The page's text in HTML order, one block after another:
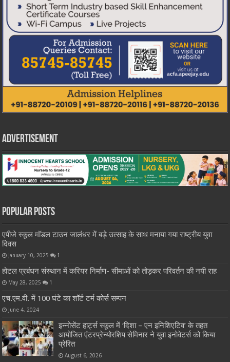
Advertisement
Popular Posts
एपीजे स्कूल मॉडल टाउन जालंधर में बड़े उत्साह के साथ मनाया गया राष्ट्रीय युवा
दिवस
January 10, 2025 1
होटल प्रबंधन संस्थान में करियर निर्माण- सीमाओं को तोड़कर परिवर्तन की नयी राह
May 28, 2025 1
एच.एम.वी. में 100 घंटे का शॉर्ट टर्म कोर्स सम्पन
June 4, 2024
इन्नोसेंट हार्ट्स स्कूल में ‘दिशा – एन इनिशिएटिव’ के तहत
आयोजित एंटरप्रेन्योरशिप सेमिनार ने युवा इनोवेटर्स को किया
प्रेरित
August 6, 2026